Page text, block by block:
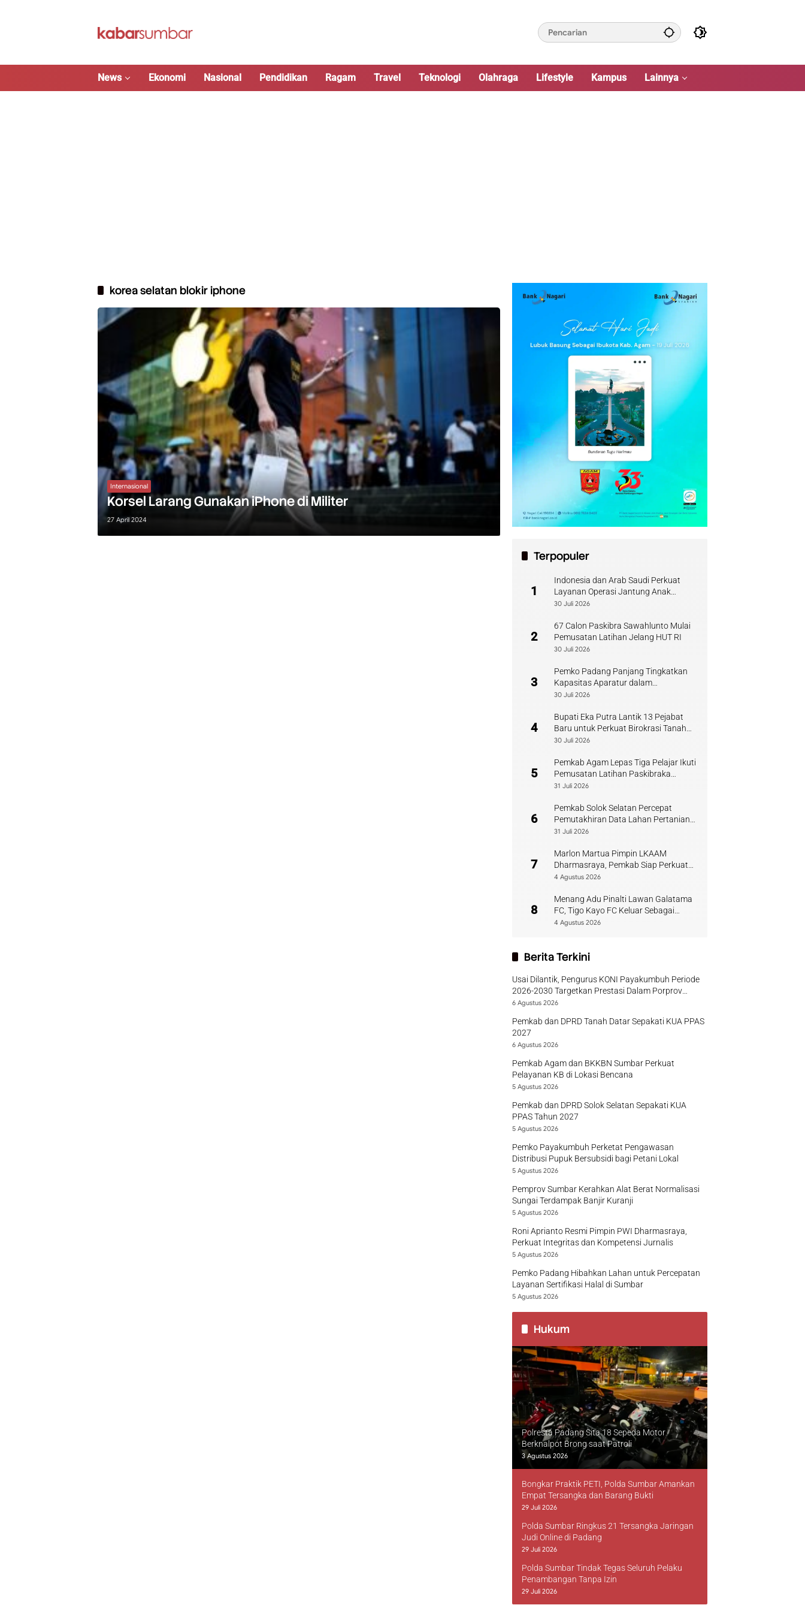
News Ekonomi Nasional Pendidikan Ragam Travel Teknologi Olahraga Lifestyle Kampus Lainnya
korea selatan blokir iphone
Internasional
Korsel Larang Gunakan iPhone di Militer
27 April 2024
Terpopuler
1
Indonesia dan Arab Saudi Perkuat
Layanan Operasi Jantung Anak
Sumbar
30 Juli 2026
2
67 Calon Paskibra Sawahlunto Mulai
Pemusatan Latihan Jelang HUT RI
30 Juli 2026
3
Pemko Padang Panjang Tingkatkan
Kapasitas Aparatur dalam
Penanganan Pascabencana
30 Juli 2026
4
Bupati Eka Putra Lantik 13 Pejabat
Baru untuk Perkuat Birokrasi Tanah
Datar
30 Juli 2026
5
Pemkab Agam Lepas Tiga Pelajar Ikuti
Pemusatan Latihan Paskibraka
Sumbar
31 Juli 2026
6
Pemkab Solok Selatan Percepat
Pemutakhiran Data Lahan Pertanian
Pangan Berkelanjutan
31 Juli 2026
7
Marlon Martua Pimpin LKAAM
Dharmasraya, Pemkab Siap Perkuat
Sinergi Adat
4 Agustus 2026
8
Menang Adu Pinalti Lawan Galatama
FC, Tigo Kayo FC Keluar Sebagai
Juara Piala Walikota Payakumbuh
4 Agustus 2026
Berita Terkini
Usai Dilantik, Pengurus KONI Payakumbuh Periode
2026-2030 Targetkan Prestasi Dalam Porprov
Sumbar
6 Agustus 2026
Pemkab dan DPRD Tanah Datar Sepakati KUA PPAS
2027
6 Agustus 2026
Pemkab Agam dan BKKBN Sumbar Perkuat
Pelayanan KB di Lokasi Bencana
5 Agustus 2026
Pemkab dan DPRD Solok Selatan Sepakati KUA
PPAS Tahun 2027
5 Agustus 2026
Pemko Payakumbuh Perketat Pengawasan
Distribusi Pupuk Bersubsidi bagi Petani Lokal
5 Agustus 2026
Pemprov Sumbar Kerahkan Alat Berat Normalisasi
Sungai Terdampak Banjir Kuranji
5 Agustus 2026
Roni Aprianto Resmi Pimpin PWI Dharmasraya,
Perkuat Integritas dan Kompetensi Jurnalis
5 Agustus 2026
Pemko Padang Hibahkan Lahan untuk Percepatan
Layanan Sertifikasi Halal di Sumbar
5 Agustus 2026
Hukum
Polresta Padang Sita 18 Sepeda Motor
Berknalpot Brong saat Patroli
3 Agustus 2026
Bongkar Praktik PETI, Polda Sumbar Amankan
Empat Tersangka dan Barang Bukti
29 Juli 2026
Polda Sumbar Ringkus 21 Tersangka Jaringan
Judi Online di Padang
29 Juli 2026
Polda Sumbar Tindak Tegas Seluruh Pelaku
Penambangan Tanpa Izin
29 Juli 2026